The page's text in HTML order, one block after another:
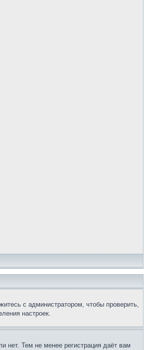
с администратором, чтобы проверить,
настроек.
нет. Тем не менее регистрация даёт вам